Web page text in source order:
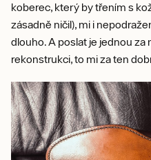
koberec, který by třením s
zásadně ničil), mi i
dlouho. A poslat je jednou za
rekonstrukci, to mi za ten